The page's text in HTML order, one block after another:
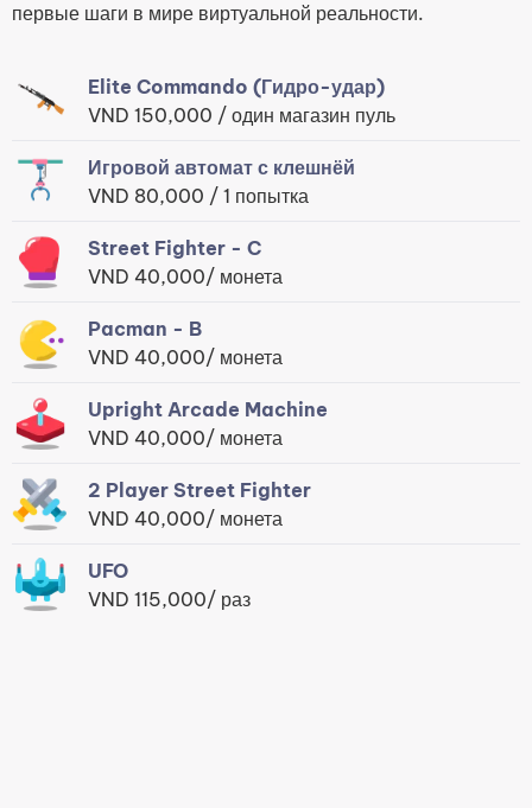
первые шаги в мире виртуальной реальности.
Elite Commando (Гидро-удар)
VND 150,000 / один магазин пуль
Игровой автомат с клешнёй
VND 80,000 / 1 попытка
Street Fighter - C
VND 40,000/ монета
Pacman - B
VND 40,000/ монета
Upright Arcade Machine
VND 40,000/ монета
2 Player Street Fighter
VND 40,000/ монета
UFO
VND 115,000/ раз